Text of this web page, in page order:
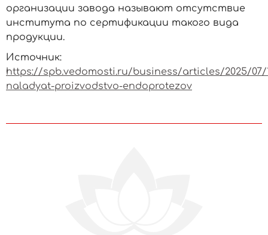
организации завода называют отсутствие
института по сертификации такого вида
продукции.
Источник:
https://spb.vedomosti.ru/business/articles/2025/07/
naladyat-proizvodstvo-endoprotezov